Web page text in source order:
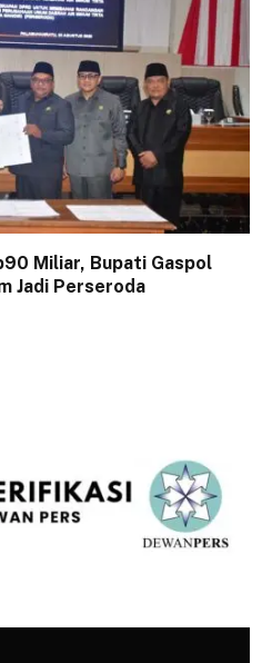
Miliar, Bupati Gaspol
Jadi Perseroda